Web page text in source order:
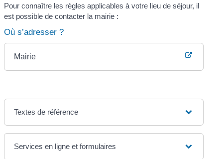
Pour connaître les règles applicables à votre lieu de séjour, il
est possible de contacter la mairie :
Où s’adresser ?
Mairie
Textes de référence
Services en ligne et formulaires